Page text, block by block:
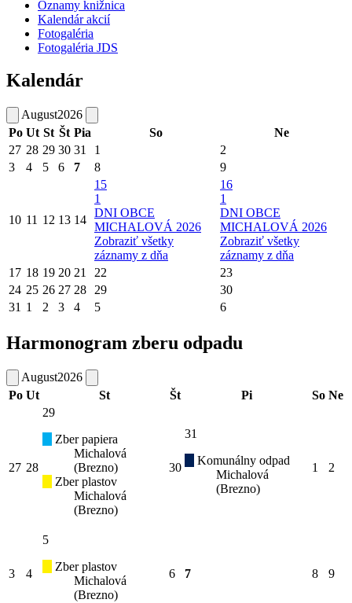
Oznamy knižnica
Kalendár akcií
Fotogaléria
Fotogaléria JDS
Kalendár
August2026
Po Ut St Št Pia So
Ne
27 28 29 30 31 1
2
3
4 5 6 7 8 9
10 11 12 13 14
15
1
DNI OBCE
MICHALOVÁ 2026
Zobraziť všetky
záznamy z dňa
16
1
DNI OBCE
MICHALOVÁ 2026
Zobraziť všetky
záznamy z dňa
17 18 19 20 21 22
23
24 25 26 27 28 29
30
31 1 2 3 4 5 6
Harmonogram zberu odpadu
August2026
Po Ut St Št Pi So Ne
27 28
29
Zber papiera
Michalová
(Brezno)
Zber plastov
Michalová
(Brezno)
30
31
Komunálny odpad
Michalová
(Brezno)
1 2
3 4
5
Zber plastov
Michalová
(Brezno)
6 7 8 9